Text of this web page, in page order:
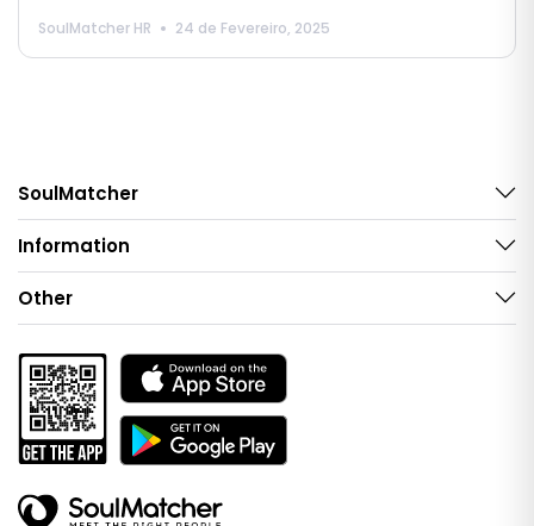
SoulMatcher HR 24 de Fevereiro, 2025
SoulMatcher
Information
Other